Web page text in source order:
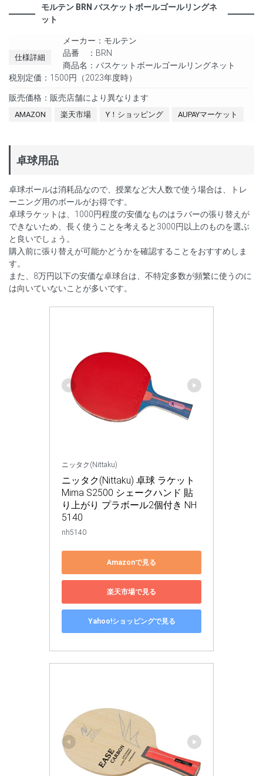
モルテン BRN バスケットボールゴールリングネ
ット
仕様詳細
メーカー：モルテン
品番 ：BRN
商品名：バスケットボールゴールリングネット
税別定価：1500円（2023年度時）
販売価格：販売店舗により異なります
AMAZON 楽天市場 Y！ショッピング AUPAYマーケット
卓球用品
卓球ボールは消耗品なので、授業など大人数で使う場合は、トレ
ーニング用のボールがお得です。
卓球ラケットは、1000円程度の安価なものはラバーの張り替えが
できないため、長く使うことを考えると3000円以上のものを選ぶ
と良いでしょう。
購入前に張り替えが可能かどうかを確認することをおすすめしま
す。
また、8万円以下の安価な卓球台は、不特定多数が頻繁に使うのに
は向いていないことが多いです。
ニッタク(Nittaku)
ニッタク(Nittaku) 卓球 ラケット
Mima S2500 シェークハンド 貼
り上がり プラボール2個付き NH
5140
nh5140
Amazonで見る
楽天市場で見る
Yahoo!ショッピングで見る